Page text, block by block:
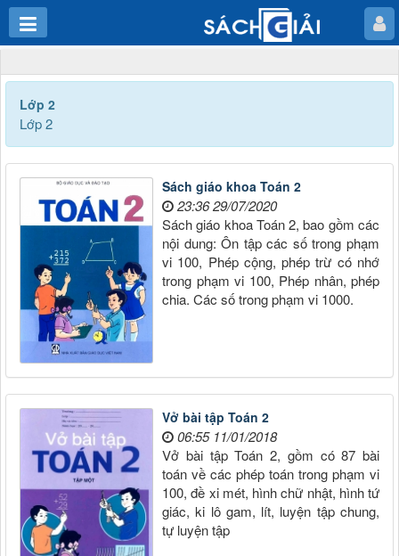
Lớp 2
Lớp 2
Sách giáo khoa Toán 2
23:36 29/07/2020
Sách giáo khoa Toán 2, bao gồm các
nội dung: Ôn tập các số trong phạm
vi 100, Phép cộng, phép trừ có nhớ
trong phạm vi 100, Phép nhân, phép
chia. Các số trong phạm vi 1000.
Vở bài tập Toán 2
06:55 11/01/2018
Vở bài tập Toán 2, gồm có 87 bài
toán về các phép toán trong phạm vi
100, đề xi mét, hình chữ nhật, hình tứ
giác, ki lô gam, lít, luyện tập chung,
tự luyện tập